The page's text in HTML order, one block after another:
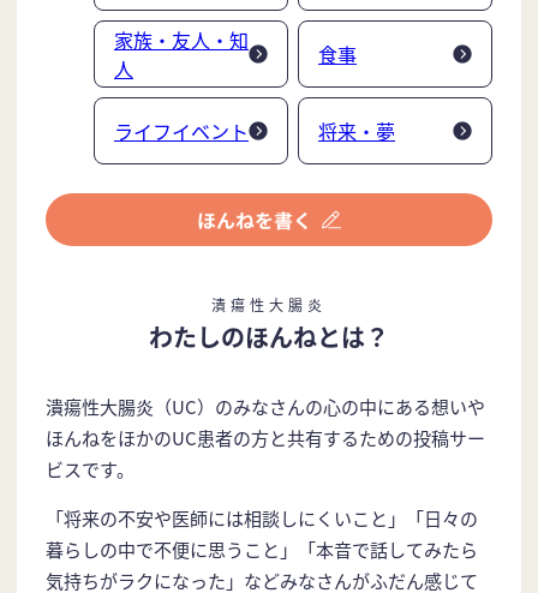
家族・友人・知
人
食事
ライフイベント 将来・夢
潰瘍性大腸炎
わたしのほんねとは？
潰瘍性大腸炎（UC）のみなさんの心の中にある想いや
ほんねをほかのUC患者の方と共有するための投稿サー
ビスです。
「将来の不安や医師には相談しにくいこと」「日々の
暮らしの中で不便に思うこと」「本音で話してみたら
気持ちがラクになった」などみなさんがふだん感じて